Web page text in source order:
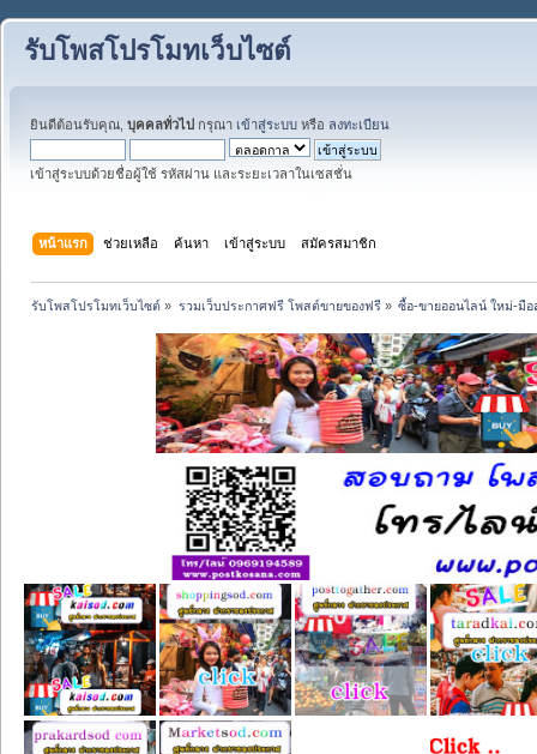
รับโพสโปรโมทเว็บไซต์
ยินดีต้อนรับคุณ, บุคคลทั่วไป กรุณา เข้าสู่ระบบ หรือ ลงทะเบียน
เข้าสู่ระบบด้วยชื่อผู้ใช้ รหัสผ่าน และระยะเวลาในเซสชั่น
หน้าแรก ช่วยเหลือ ค้นหา เข้าสู่ระบบ สมัครสมาชิก
รับโพสโปรโมทเว็บไซต์ » รวมเว็บประกาศฟรี โพสต์ขายของฟรี» ซื้อ-ขายออนไลน์ ใหม่-มือ